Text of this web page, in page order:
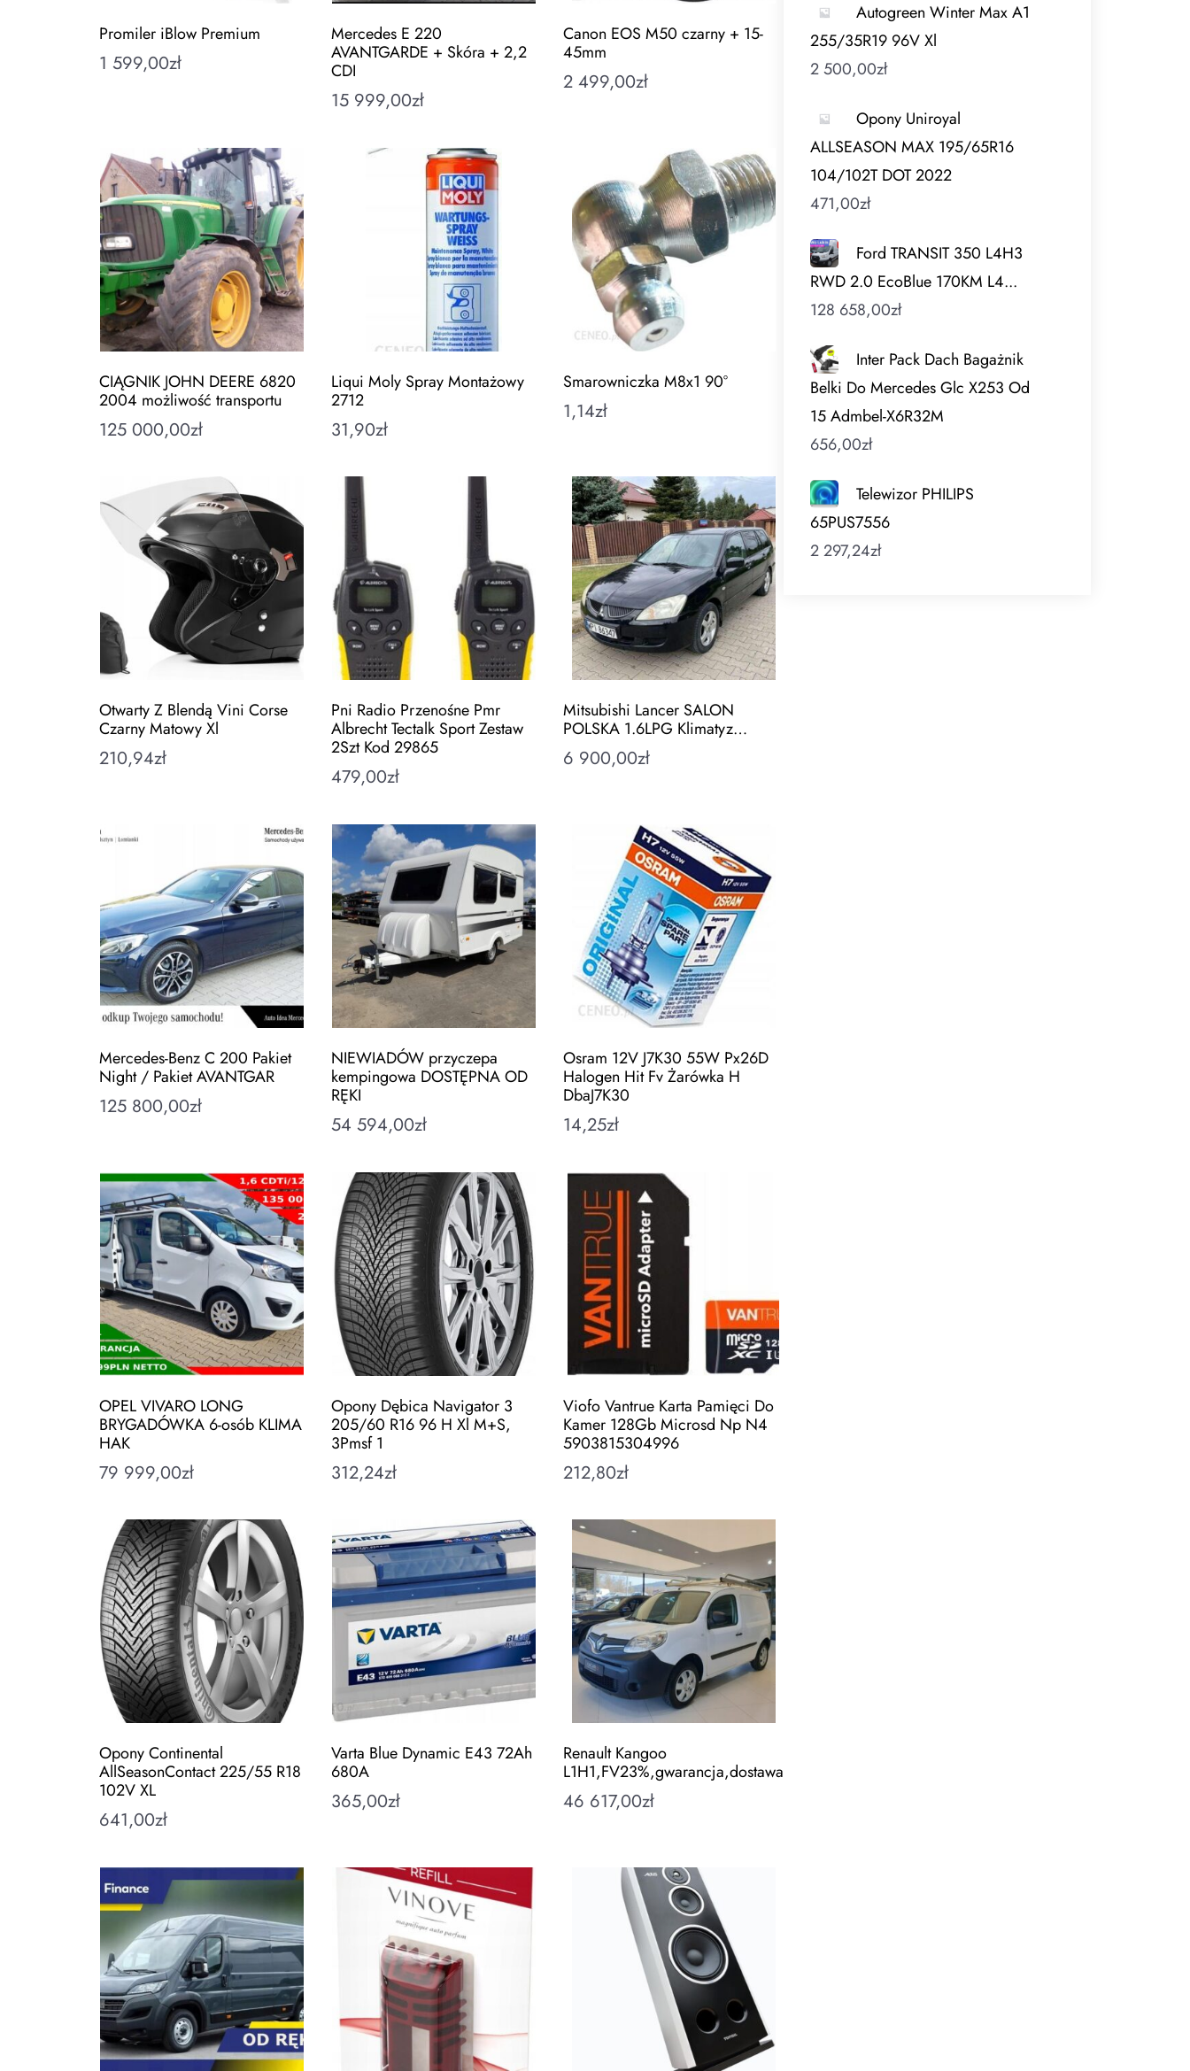
Promiler iBlow Premium
1 599,00zł
Mercedes E 220
AVANTGARDE + Skóra + 2,2
CDI
15 999,00zł
Canon EOS M50 czarny + 15-
45mm
2 499,00zł
CIĄGNIK JOHN DEERE 6820
2004 możliwość transportu
125 000,00zł
Liqui Moly Spray Montażowy
2712
31,90zł
Smarowniczka M8x1 90°
1,14zł
Otwarty Z Blendą Vini Corse
Czarny Matowy Xl
210,94zł
Pni Radio Przenośne Pmr
Albrecht Tectalk Sport Zestaw
2Szt Kod 29865
479,00zł
Mitsubishi Lancer SALON
POLSKA 1.6LPG Klimatyz…
6 900,00zł
Mercedes-Benz C 200 Pakiet
Night / Pakiet AVANTGAR
125 800,00zł
NIEWIADÓW przyczepa
kempingowa DOSTĘPNA OD
RĘKI
54 594,00zł
Osram 12V J7K30 55W Px26D
Halogen Hit Fv Żarówka H
DbaJ7K30
14,25zł
OPEL VIVARO LONG
BRYGADÓWKA 6-osób KLIMA
HAK
79 999,00zł
Opony Dębica Navigator 3
205/60 R16 96 H Xl M+S,
3Pmsf 1
312,24zł
Viofo Vantrue Karta Pamięci Do
Kamer 128Gb Microsd Np N4
5903815304996
212,80zł
Opony Continental
AllSeasonContact 225/55 R18
102V XL
641,00zł
Varta Blue Dynamic E43 72Ah
680A
365,00zł
Renault Kangoo
L1H1,FV23%,gwarancja,dostawa
46 617,00zł
Autogreen Winter Max A1
255/35R19 96V Xl
2 500,00zł
Opony Uniroyal
ALLSEASON MAX 195/65R16
104/102T DOT 2022
471,00zł
Ford TRANSIT 350 L4H3
RWD 2.0 EcoBlue 170KM L4...
128 658,00zł
Inter Pack Dach Bagażnik
Belki Do Mercedes Glc X253 Od
15 Admbel-X6R32M
656,00zł
Telewizor PHILIPS
65PUS7556
2 297,24zł